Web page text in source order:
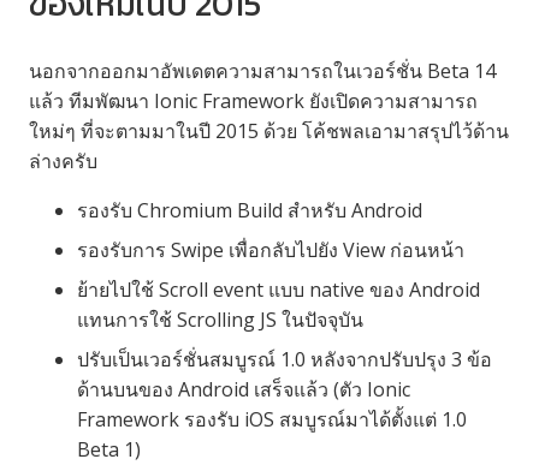
นอกจากออกมาอัพเดตความสามารถในเวอร์ชั่น Beta 14
แล้ว ทีมพัฒนา Ionic Framework ยังเปิดความสามารถ
ใหม่ๆ ที่จะตามมาในปี 2015 ด้วย โค้ชพลเอามาสรุปไว้ด้าน
ล่างครับ
รองรับ Chromium Build สำหรับ Android
รองรับการ Swipe เพื่อกลับไปยัง View ก่อนหน้า
ย้ายไปใช้ Scroll event แบบ native ของ Android
แทนการใช้ Scrolling JS ในปัจจุบัน
ปรับเป็นเวอร์ชั่นสมบูรณ์ 1.0 หลังจากปรับปรุง 3 ข้อ
ด้านบนของ Android เสร็จแล้ว (ตัว Ionic
Framework รองรับ iOS สมบูรณ์มาได้ตั้งแต่ 1.0
Beta 1)